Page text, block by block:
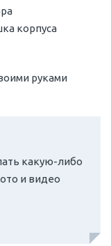
корпуса
руками
какую-либо
и видео